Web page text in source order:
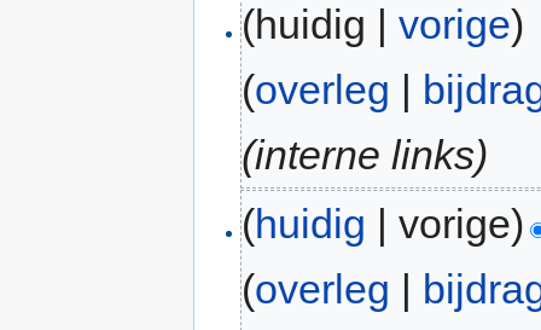
(huidig |vorige)
(overleg |
(interne links)
(huidig | vorige)
(overleg